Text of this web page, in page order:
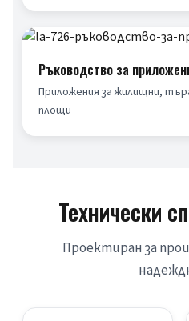
Ръководство за
Приложения за жилищни,
площи
Технически
Проектиран за